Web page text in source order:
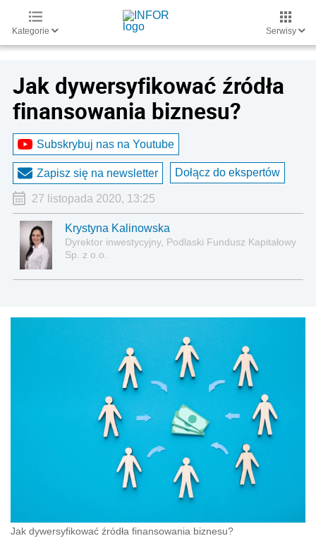
Kategorie Serwisy
Jak dywersyfikować źródła
finansowania biznesu?
Subskrybuj nas na Youtube
Zapisz się na newsletter Dołącz do ekspertów
27 listopada 2020, 13:25
Krystyna Kalinowska
Dyrektor inwestycyjny, Podlaski Fundusz Kapitałowy
Sp. z o.o.
Jak dywersyfikować źródła finansowania biznesu?